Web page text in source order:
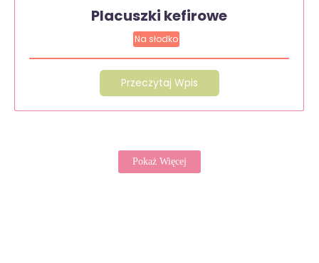
Placuszki kefirowe
Na słodko
Przeczytaj Wpis
Pokaż Więcej